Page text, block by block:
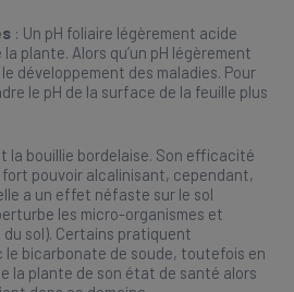
: Un pH foliaire légèrement acide
plante. Alors qu’un pH légèrement
développement des maladies. Pour
le pH de la surface de la feuille plus
la bouillie bordelaise. Son efficacité
pouvoir alcalinisant, cependant,
a un effet néfaste sur le sol
les micro-organismes et
sol). Certains pratiquent
le bicarbonate de soude, toutefois en
la plante de son état de santé alors